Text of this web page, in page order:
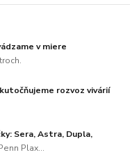
v miere
rozvoz vivárií
Sera, Astra, Dupla,
Plax...